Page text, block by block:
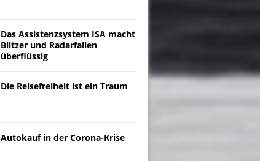
Das Assistenzsystem ISA macht
Blitzer und Radarfallen
überflüssig
Die Reisefreiheit ist ein Traum
Autokauf in der Corona-Krise